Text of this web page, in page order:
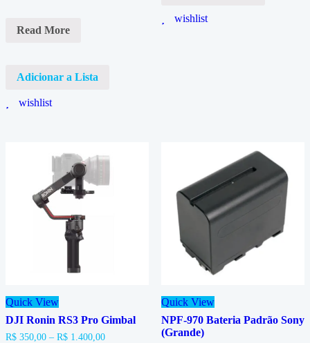
Follow
M
Read More
Adicionar a Lista
wishlist
wishlist
Quick View
DJI Ronin RS3 Pro Gimbal
R$ 350,00 – R$ 1.400,00
Quick View
NPF-970 Bateria Padrão Sony
(Grande)